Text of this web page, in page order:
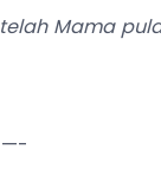
Mama